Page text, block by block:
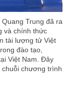
Trung đã ra
và chính thức
tài lượng tử Việt
đào tạo,
Việt Nam. Đây
chương trình